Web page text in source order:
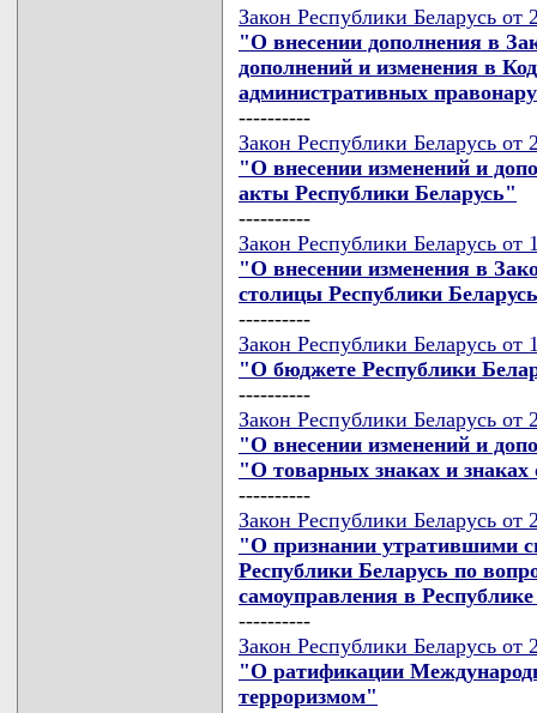
Закон Республики Беларусь от
"О внесении дополнения в
дополнений и изменения в
административных
----------
Закон Республики Беларусь от
"О внесении изменений и
акты Республики Беларусь"
----------
Закон Республики Беларусь от
"О внесении изменения в
столицы Республики
----------
Закон Республики Беларусь от
"О бюджете Республики
----------
Закон Республики Беларусь от
"О внесении изменений и
"О товарных знаках и
----------
Закон Республики Беларусь от
"О признании утратившими
Республики Беларусь по
самоуправления в
----------
Закон Республики Беларусь от
"О ратификации
терроризмом"